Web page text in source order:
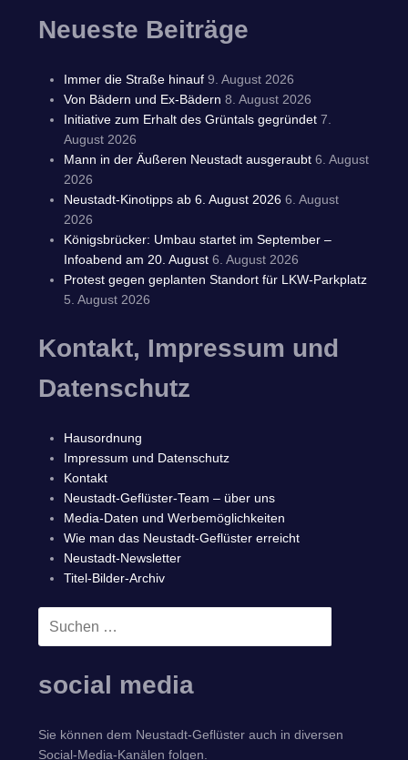
Neueste Beiträge
Immer die Straße hinauf 9. August 2026
Von Bädern und Ex-Bädern 8. August 2026
Initiative zum Erhalt des Grüntals gegründet 7.
August 2026
Mann in der Äußeren Neustadt ausgeraubt 6. August
2026
Neustadt-Kinotipps ab 6. August 2026 6. August
2026
Königsbrücker: Umbau startet im September –
Infoabend am 20. August 6. August 2026
Protest gegen geplanten Standort für LKW-Parkplatz
5. August 2026
Kontakt, Impressum und
Datenschutz
Hausordnung
Impressum und Datenschutz
Kontakt
Neustadt-Geflüster-Team – über uns
Media-Daten und Werbemöglichkeiten
Wie man das Neustadt-Geflüster erreicht
Neustadt-Newsletter
Titel-Bilder-Archiv
Suchen
social media
Sie können dem Neustadt-Geflüster auch in diversen
Social-Media-Kanälen folgen.